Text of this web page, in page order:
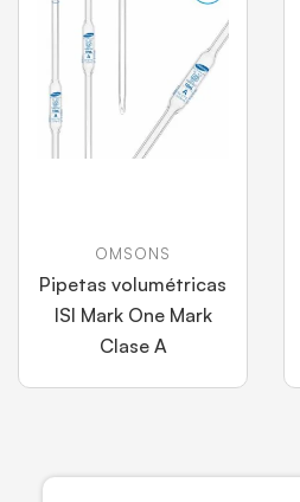
OMSONS
Pipetas volumétricas
ISI Mark One Mark
Clase A